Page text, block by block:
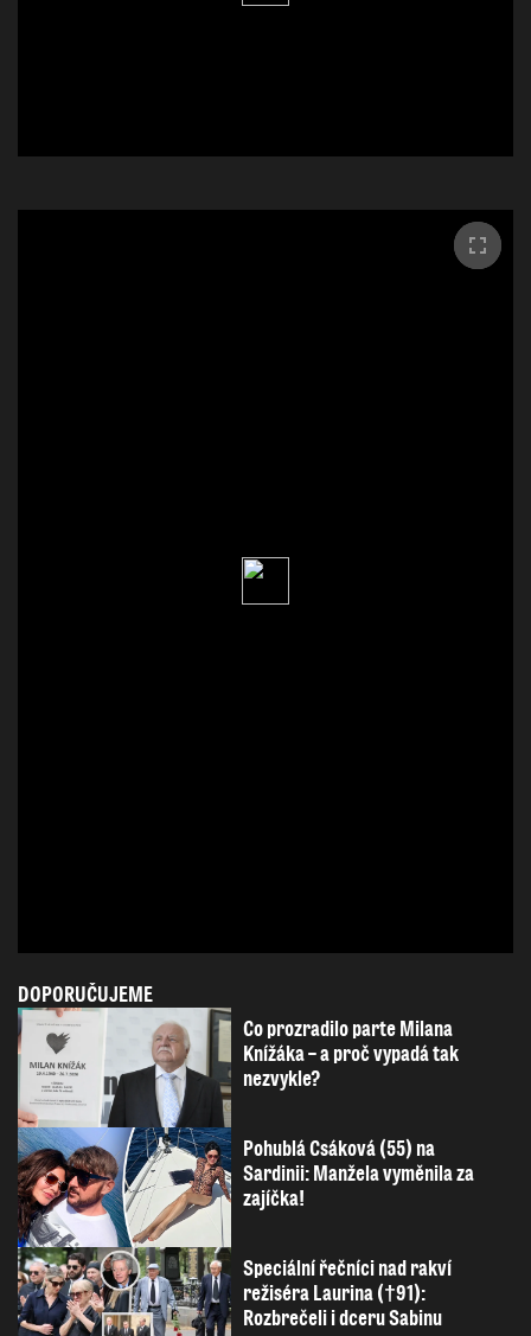
DOPORUČUJEME
Co prozradilo parte Milana
Knížáka – a proč vypadá tak
nezvykle?
Pohublá Csáková (55) na
Sardinii: Manžela vyměnila za
zajíčka!
Speciální řečníci nad rakví
režiséra Laurina (†91):
Rozbrečeli i dceru Sabinu